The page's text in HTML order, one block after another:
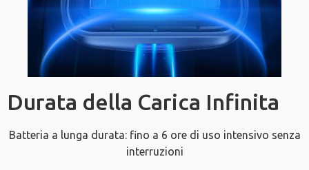
Durata della Carica Infinita
Batteria a lunga durata: fino a 6 ore di uso intensivo senza
interruzioni